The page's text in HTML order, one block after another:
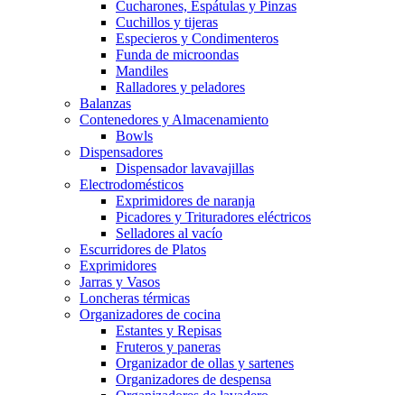
Cucharones, Espátulas y Pinzas
Cuchillos y tijeras
Especieros y Condimenteros
Funda de microondas
Mandiles
Ralladores y peladores
Balanzas
Contenedores y Almacenamiento
Bowls
Dispensadores
Dispensador lavavajillas
Electrodomésticos
Exprimidores de naranja
Picadores y Trituradores eléctricos
Selladores al vacío
Escurridores de Platos
Exprimidores
Jarras y Vasos
Loncheras térmicas
Organizadores de cocina
Estantes y Repisas
Fruteros y paneras
Organizador de ollas y sartenes
Organizadores de despensa